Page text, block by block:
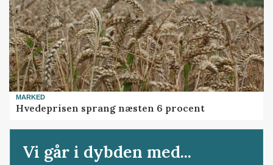
MARKED
Hvedeprisen sprang næsten 6 procent
Vi går i dybden med...